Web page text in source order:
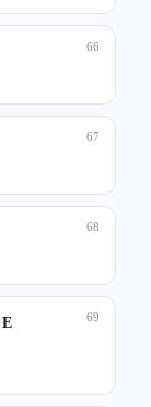
66
67
68
69